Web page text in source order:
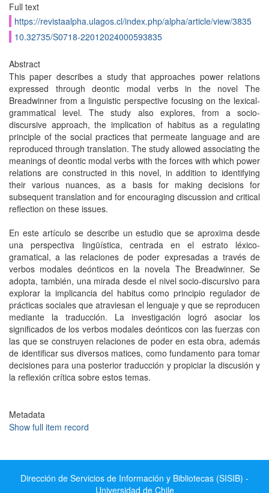
Full text
https://revistaalpha.ulagos.cl/index.php/alpha/article/view/3835
10.32735/S0718-22012024000593835
Abstract
This paper describes a study that approaches power relations
expressed through deontic modal verbs in the novel The
Breadwinner from a linguistic perspective focusing on the lexical-
grammatical level. The study also explores, from a socio-
discursive approach, the implication of habitus as a regulating
principle of the social practices that permeate language and are
reproduced through translation. The study allowed associating the
meanings of deontic modal verbs with the forces with which power
relations are constructed in this novel, in addition to identifying
their various nuances, as a basis for making decisions for
subsequent translation and for encouraging discussion and critical
reflection on these issues.
En este artículo se describe un estudio que se aproxima desde
una perspectiva lingüística, centrada en el estrato léxico-
gramatical, a las relaciones de poder expresadas a través de
verbos modales deónticos en la novela The Breadwinner. Se
adopta, también, una mirada desde el nivel socio-discursivo para
explorar la implicancia del habitus como principio regulador de
prácticas sociales que atraviesan el lenguaje y que se reproducen
mediante la traducción. La investigación logró asociar los
significados de los verbos modales deónticos con las fuerzas con
las que se construyen relaciones de poder en esta obra, además
de identificar sus diversos matices, como fundamento para tomar
decisiones para una posterior traducción y propiciar la discusión y
la reflexión crítica sobre estos temas.
Metadata
Show full item record
Dirección de Servicios de Información y Bibliotecas (SISIB) -
Universidad de Chile